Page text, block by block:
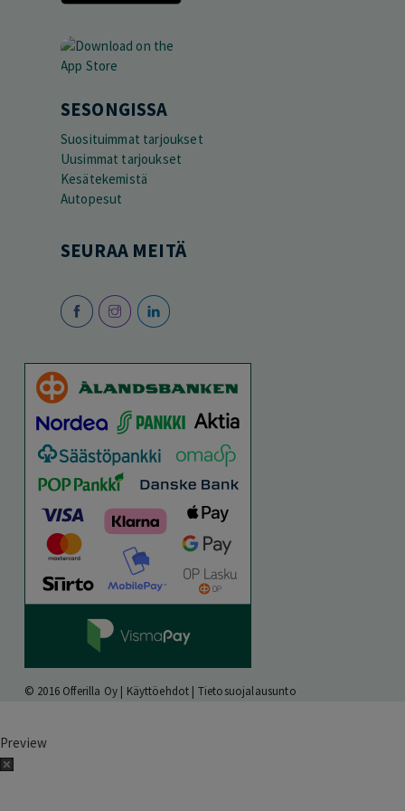
SESONGISSA
Suosituimmat tarjoukset
Uusimmat tarjoukset
Kesätekemistä
Autopesut
SEURAA MEITÄ
© 2016 Offerilla Oy | Käyttöehdot | Tietosuojalausunto
Preview